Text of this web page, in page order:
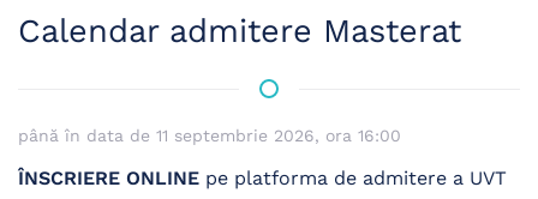
Calendar admitere Masterat
până în data de 11 septembrie 2026, ora 16:00
ÎNSCRIERE ONLINE pe platforma de admitere a UVT